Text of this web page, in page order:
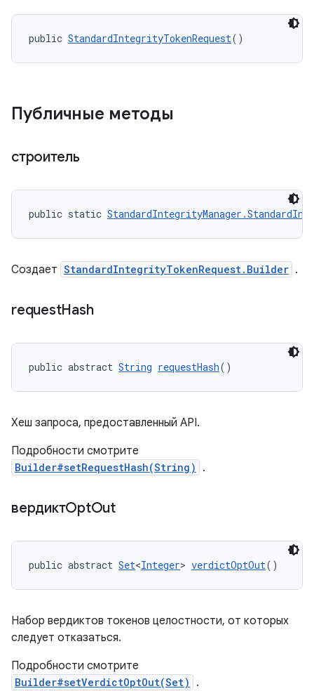
public StandardIntegrityTokenRequest()
Публичные методы
строитель
public static
Создает StandardIntegrityTokenRequest.Builder .
requestHash
public abstract String requestHash()
Хеш запроса, предоставленный API.
Подробности смотрите
Builder#setRequestHash(String) .
вердиктOptOut
public abstract Set<Integer> verdictOptOut()
Набор вердиктов токенов целостности, от которых
следует отказаться.
Подробности смотрите
Builder#setVerdictOptOut(Set) .